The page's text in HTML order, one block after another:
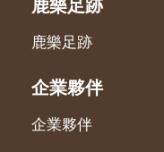
鹿樂足跡
鹿樂足跡
企業夥伴
企業夥伴